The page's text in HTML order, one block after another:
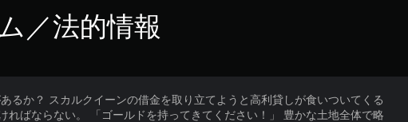
／法的情報
るか？ スカルクイーンの借金を取り立てようと高利貸しが食いついてくる
ばならない。 「ゴールドを持ってきてください！」 豊かな土地全体で略